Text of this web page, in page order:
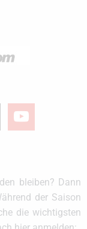
youtube
bleiben? Dann
der Saison
die wichtigsten